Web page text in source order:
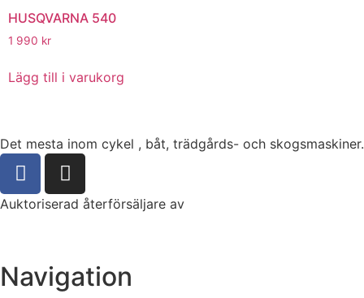
HUSQVARNA 540
1 990 kr
Lägg till i varukorg
Det mesta inom cykel , båt, trädgårds- och skogsmaskiner.
Auktoriserad återförsäljare av
Navigation